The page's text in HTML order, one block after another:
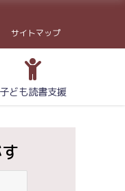
サイトマップ
子ども読書支援